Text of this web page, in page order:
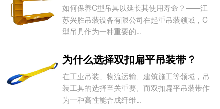
如何保养C型吊具以延长其使用寿命？——江
苏兴胜吊装设备有限公司在起重吊装领域，C
型吊具作为一种重要的...
为什么选择双扣扁平吊装带？
在工业吊装、物流运输、建筑施工等领域，吊
装工具的选择至关重要。而双扣扁平吊装带作
为一种高性能合成纤维...